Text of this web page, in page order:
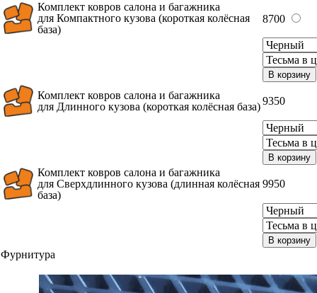
Комплект ковров салона и багажника
для Компактного кузова (короткая колёсная
база)
8700
В корзину
Комплект ковров салона и багажника
для Длинного кузова (короткая колёсная база)9350
В корзину
Комплект ковров салона и багажника
для Сверхдлинного кузова (длинная колёсная
база)
9950
В корзину
Фурнитура